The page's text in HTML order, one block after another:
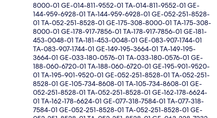
8000-01 GE-014-811-9552-01 TA-014-811-9552-01 GE-
144-959-6928-01 TA-144-959-6928-01 GE-052-251-8528-
01 TA-052-251-8528-01 GE-175-308-8000-01 TA-175-308-
8000-01 GE-178-917-7856-01 TA-178-917-7856-01 GE-181-
453-0048-01 TA-181-453-0048-01 GE-083-907-1744-01
TA-083-907-1744-01 GE-149-195-3664-01 TA-149-195-
3664-01 GE-033-180-0576-01 TA-033-180-0576-01 GE-
188-060-6720-01 TA-188-060-6720-01 GE-195-901-9520-
01 TA-195-901-9520-01 GE-052-251-8528-01 TA-052-251-
8528-01 GE-105-734-8608-01 TA-105-734-8608-01 GE-
052-251-8528-01 TA-052-251-8528-01 GE-162-178-6624-
01 TA-162-178-6624-01 GE-077-318-7584-01 TA-077-318-
7584-01 GE-052-251-8528-01 TA-052-251-8528-01 GE-